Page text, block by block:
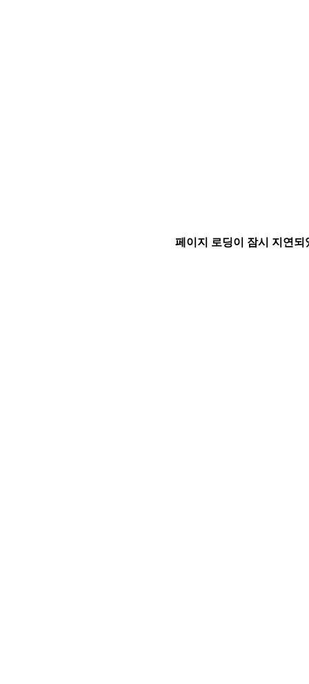
페이지 로딩이 잠시 지연